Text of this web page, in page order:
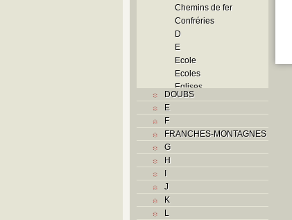
Chemins de fer
Confréries
D
E
Ecole
Ecoles
Eglises
F
H
DOUBS
E
F
FRANCHES-MONTAGNES
G
H
I
J
K
L